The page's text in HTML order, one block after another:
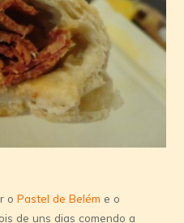
oPastel de Belém e o
de uns dias comendo a